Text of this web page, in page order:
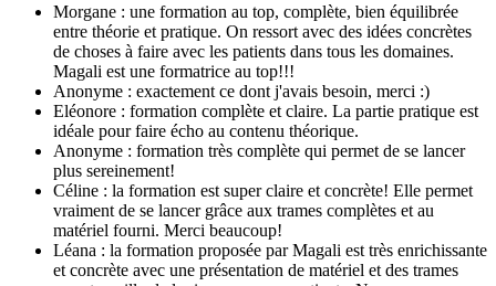
Morgane : une formation au top, complète, bien équilibrée
entre théorie et pratique. On ressort avec des idées concrètes
de choses à faire avec les patients dans tous les domaines.
Magali est une formatrice au top!!!
Anonyme : exactement ce dont j'avais besoin, merci :)
Eléonore : formation complète et claire. La partie pratique est
idéale pour faire écho au contenu théorique.
Anonyme : formation très complète qui permet de se lancer
plus sereinement!
Céline : la formation est super claire et concrète! Elle permet
vraiment de se lancer grâce aux trames complètes et au
matériel fourni. Merci beaucoup!
Léana : la formation proposée par Magali est très enrichissante
et concrète avec une présentation de matériel et des trames